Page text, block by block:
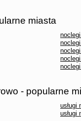
miasta
- popularne
usługi
usługi